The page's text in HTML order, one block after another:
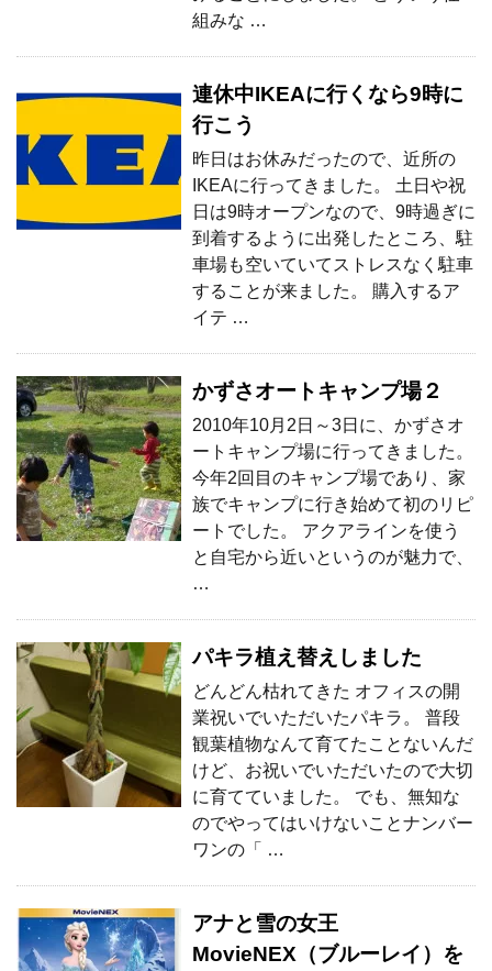
組みな …
連休中IKEAに行くなら9時に
行こう
昨日はお休みだったので、近所の
IKEAに行ってきました。 土日や祝
日は9時オープンなので、9時過ぎに
到着するように出発したところ、駐
車場も空いていてストレスなく駐車
することが来ました。 購入するア
イテ …
かずさオートキャンプ場２
2010年10月2日～3日に、かずさオ
ートキャンプ場に行ってきました。
今年2回目のキャンプ場であり、家
族でキャンプに行き始めて初のリピ
ートでした。 アクアラインを使う
と自宅から近いというのが魅力で、
…
パキラ植え替えしました
どんどん枯れてきた オフィスの開
業祝いでいただいたパキラ。 普段
観葉植物なんて育てたことないんだ
けど、お祝いでいただいたので大切
に育てていました。 でも、無知な
のでやってはいけないことナンバー
ワンの「 …
アナと雪の女王
MovieNEX（ブルーレイ）を